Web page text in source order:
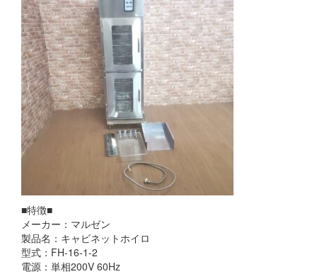
■特徴■
メーカー：マルゼン
製品名：キャビネットホイロ
型式：FH-16-1-2
電源：単相200V 60Hz